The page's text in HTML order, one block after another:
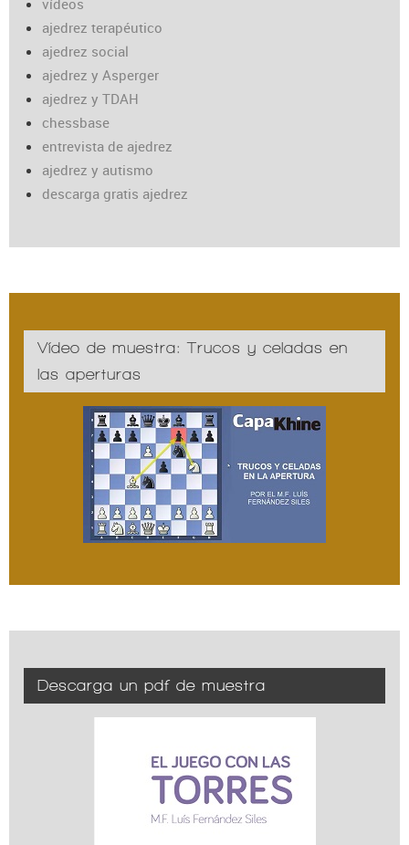
vídeos
ajedrez terapéutico
ajedrez social
ajedrez y Asperger
ajedrez y TDAH
chessbase
entrevista de ajedrez
ajedrez y autismo
descarga gratis ajedrez
Vídeo de muestra: Trucos y celadas en
las aperturas
Descarga un pdf de muestra